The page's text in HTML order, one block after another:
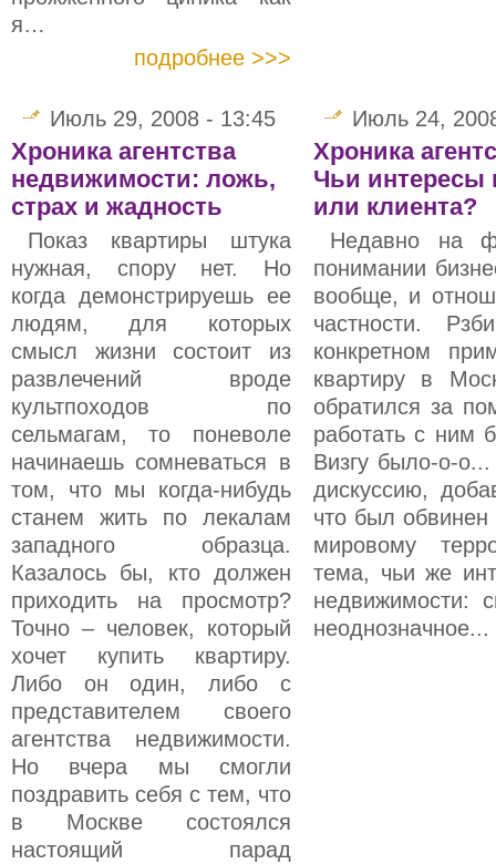
я…
подробнее >>>
Июль 29, 2008 - 13:45
Хроника агентства
недвижимости: ложь,
страх и жадность
Показ квартиры штука
нужная, спору нет. Но
когда демонстрируешь ее
людям, для которых
смысл жизни состоит из
развлечений вроде
культпоходов по
сельмагам, то поневоле
начинаешь сомневаться в
том, что мы когда-нибудь
станем жить по лекалам
западного образца.
Казалось бы, кто должен
приходить на просмотр?
Точно – человек, который
хочет купить квартиру.
Либо он один, либо с
представителем своего
агентства недвижимости.
Но вчера мы смогли
поздравить себя с тем, что
в Москве состоялся
настоящий парад
Июль 24,
Хроника
Чьи
или клиента?
Недавно на
понимании
вообще, и
частности.
конкретном
квартиру в
обратился за
работать с ним
Визгу было-о-
дискуссию,
что был обвинен
мировому
тема, чьи же
недвижимости:
неоднозначное...